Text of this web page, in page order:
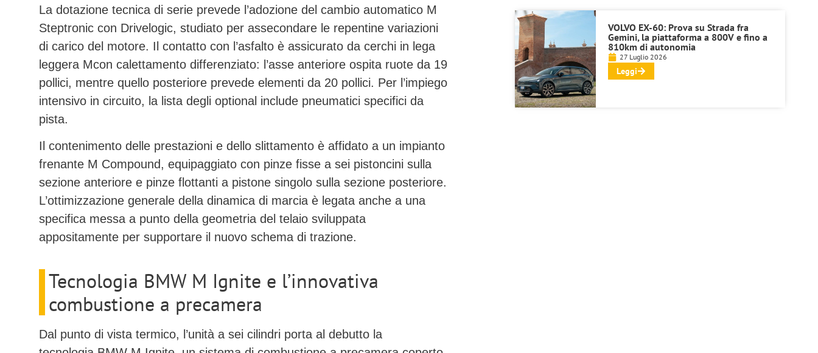
La dotazione tecnica di serie prevede l’adozione del cambio automatico M
Steptronic con Drivelogic, studiato per assecondare le repentine variazioni
di carico del motore. Il contatto con l’asfalto è assicurato da cerchi in lega
leggera Mcon calettamento differenziato: l’asse anteriore ospita ruote da 19
pollici, mentre quello posteriore prevede elementi da 20 pollici. Per l’impiego
intensivo in circuito, la lista degli optional include pneumatici specifici da
pista.
Il contenimento delle prestazioni e dello slittamento è affidato a un impianto
frenante M Compound, equipaggiato con pinze fisse a sei pistoncini sulla
sezione anteriore e pinze flottanti a pistone singolosulla sezione posteriore.
L’ottimizzazione generale della dinamica di marcia è legata anche a una
specifica messa a punto della geometria del telaio sviluppata
appositamente per supportare il nuovo schema di trazione.
Tecnologia BMW M Ignite e l’innovativa
combustione a precamera
Dal punto di vista termico, l’unità a sei cilindri porta al debutto la
VOLVO EX-60: Prova su Strada fra
Gemini, la piattaforma a 800V e fino a
810km di autonomia
27 Luglio 2026
Leggi